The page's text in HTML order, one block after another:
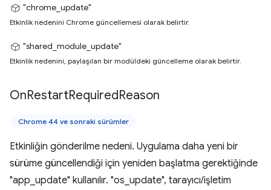
"chrome_update"
Etkinlik nedenini Chrome güncellemesi olarak belirtir.
"shared_module_update"
Etkinlik nedenini, paylaşılan bir modüldeki güncelleme olarak belirtir.
OnRestartRequiredReason
Chrome 44 ve sonraki sürümler
Etkinliğin gönderilme nedeni. Uygulama daha yeni bir
sürüme güncellendiği için yeniden başlatma gerektiğinde
"app_update" kullanılır. "os_update", tarayıcı/işletim